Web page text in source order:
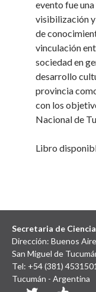
evento fue
visibilización
de
vinculación
sociedad en
desarrollo
provincia
con los
Nacional de
Libro
Secretaria de
Dirección: Buenos
San Miguel de
Tel: +54 (381) 4531501
Tucumán - Argentina